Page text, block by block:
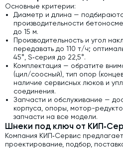
Основные критерии:
Диаметр и длина —
производительности
до 15 м.
Производительность и угол
передавать до 110 т/ч;
45°, S‑серия до 22,5°.
Комплектация — обратите
(цил/соосный), тип опор
наличие сервисных люков и
соединения.
Запчасти и обслуживание —
корпуса, опоры, мотор-
запчасти на все модели.
Шнеки под ключ от
Компания КИП‑Сервис
проектирование, подбор,